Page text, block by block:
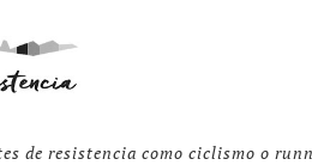
de resistencia como ciclismo o